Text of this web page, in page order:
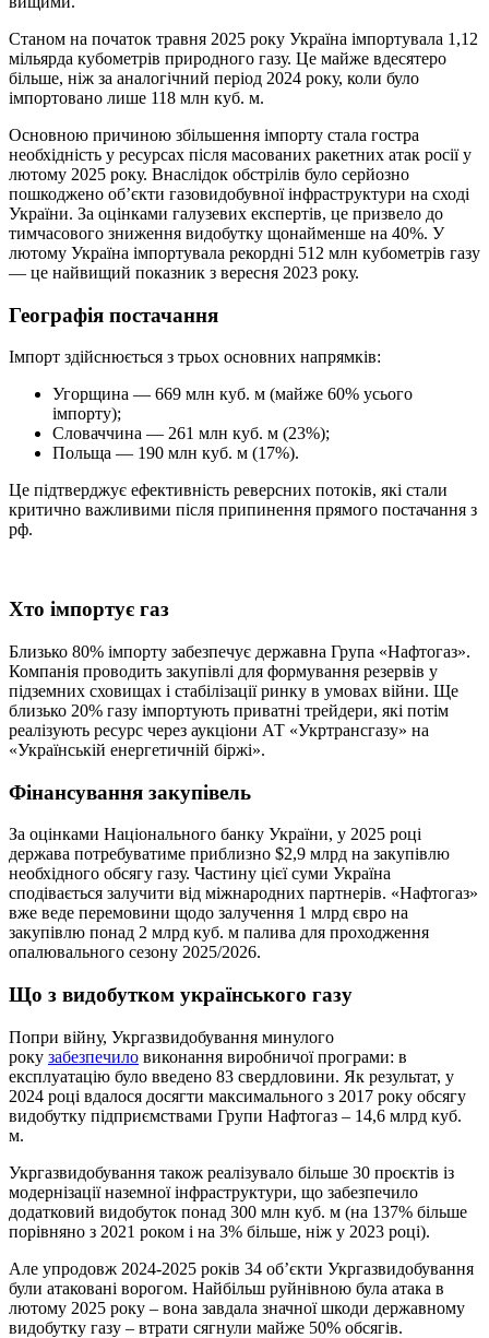
Станом на початок травня 2025 року Україна імпортувала 1,12
мільярда кубометрів природного газу. Це майже вдесятеро
більше, ніж за аналогічний період 2024 року, коли було
імпортовано лише 118 млн куб. м.
Основною причиною збільшення імпорту стала гостра
необхідність у ресурсах після масованих ракетних атак росії у
лютому 2025 року. Внаслідок обстрілів було серйозно
пошкоджено об’єкти газовидобувної інфраструктури на сході
України. За оцінками галузевих експертів, це призвело до
тимчасового зниження видобутку щонайменше на 40%. У
лютому Україна імпортувала рекордні 512 млн кубометрів газу
— це найвищий показник з вересня 2023 року.
Географія постачання
Імпорт здійснюється з трьох основних напрямків:
Угорщина — 669 млн куб. м (майже 60% усього
імпорту);
Словаччина — 261 млн куб. м (23%);
Польща — 190 млн куб. м (17%).
Це підтверджує ефективність реверсних потоків, які стали
критично важливими після припинення прямого постачання з
рф.
Хто імпортує газ
Близько 80% імпорту забезпечує державна Група «Нафтогаз».
Компанія проводить закупівлі для формування резервів у
підземних сховищах і стабілізації ринку в умовах війни. Ще
близько 20% газу імпортують приватні трейдери, які потім
реалізують ресурс через аукціони АТ «Укртрансгазу» на
«Українській енергетичній біржі».
Фінансування закупівель
За оцінками Національного банку України, у 2025 році
держава потребуватиме приблизно $2,9 млрд на закупівлю
необхідного обсягу газу. Частину цієї суми Україна
сподівається залучити від міжнародних партнерів. «Нафтогаз»
вже веде перемовини щодо залучення 1 млрд євро на
закупівлю понад 2 млрд куб. м палива для проходження
опалювального сезону 2025/2026.
Що з видобутком українського газу
Попри війну, Укргазвидобування минулого
року забезпечило виконання виробничої програми: в
експлуатацію було введено 83 свердловини. Як результат, у
2024 році вдалося досягти максимального з 2017 року обсягу
видобутку підприємствами Групи Нафтогаз – 14,6 млрд куб.
м.
Укргазвидобування також реалізувало більше 30 проєктів із
модернізації наземної інфраструктури, що забезпечило
додатковий видобуток понад 300 млн куб. м (на 137% більше
порівняно з 2021 роком і на 3% більше, ніж у 2023 році).
Але упродовж 2024-2025 років 34 об’єкти Укргазвидобування
були атаковані ворогом. Найбільш руйнівною була атака в
лютому 2025 року – вона завдала значної шкоди державному
видобутку газу – втрати сягнули майже 50% обсягів.